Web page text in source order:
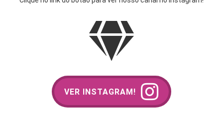
VER INSTAGRAM!